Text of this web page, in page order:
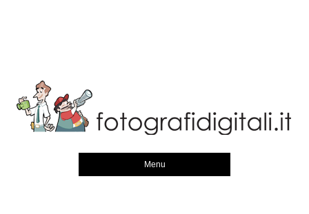
Menu